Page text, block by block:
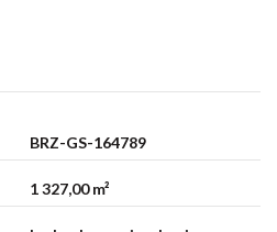
BRZ-GS-164789
1 327,00 m²